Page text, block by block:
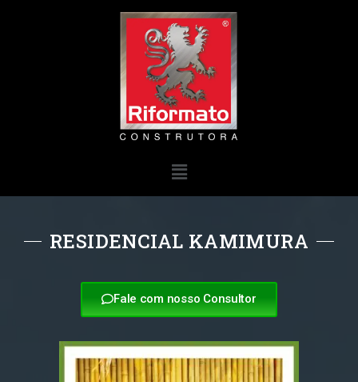
RESIDENCIAL KAMIMURA
Fale com nosso Consultor